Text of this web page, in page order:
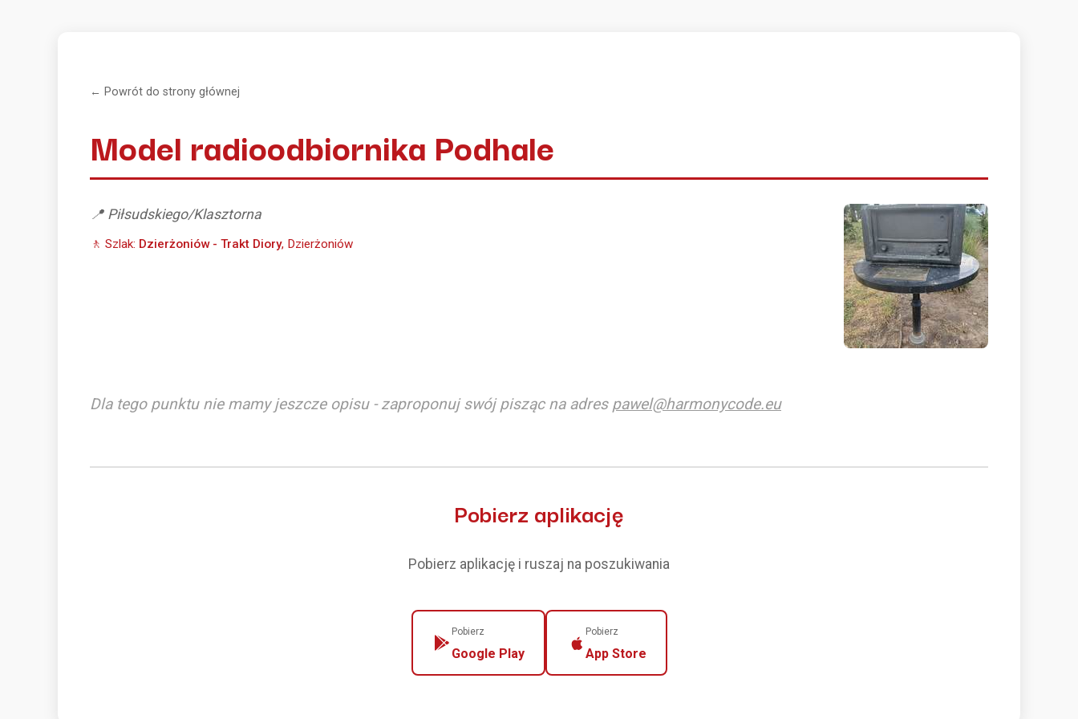
← Powrót do strony głównej
Model radioodbiornika Podhale
📍 Piłsudskiego/Klasztorna
🚶 Szlak: Dzierżoniów - Trakt Diory, Dzierżoniów
Dla tego punktu nie mamy jeszcze opisu - zaproponuj swój pisząc na adres pawel@harmonycode.eu
Pobierz aplikację
Pobierz aplikację i ruszaj na poszukiwania
Pobierz
Google Play
Pobierz
App Store